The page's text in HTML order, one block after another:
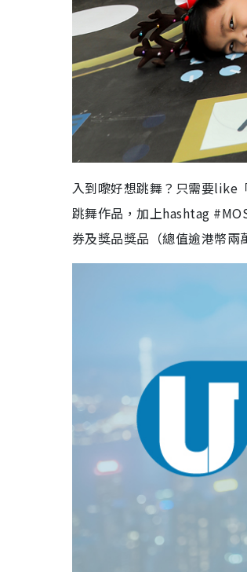
入到嚟好想跳舞？只需要
跳舞作品，加上hashtag
券及獎品獎品（總值逾港幣兩